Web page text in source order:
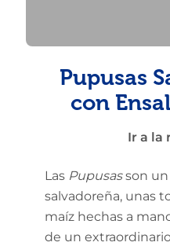
Pupusas
con
Ir a la
Las Pupusasson un
salvadoreña, unas
maíz hechas a
de un